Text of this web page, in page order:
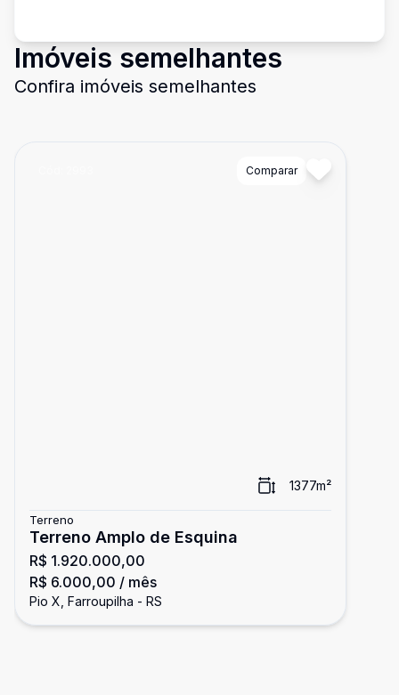
Imóveis semelhantes
Confira imóveis semelhantes
Comparar
1377m²
Terreno
Terreno Amplo de Esquina
R$ 1.920.000,00
R$ 6.000,00 / mês
Pio X, Farroupilha - RS